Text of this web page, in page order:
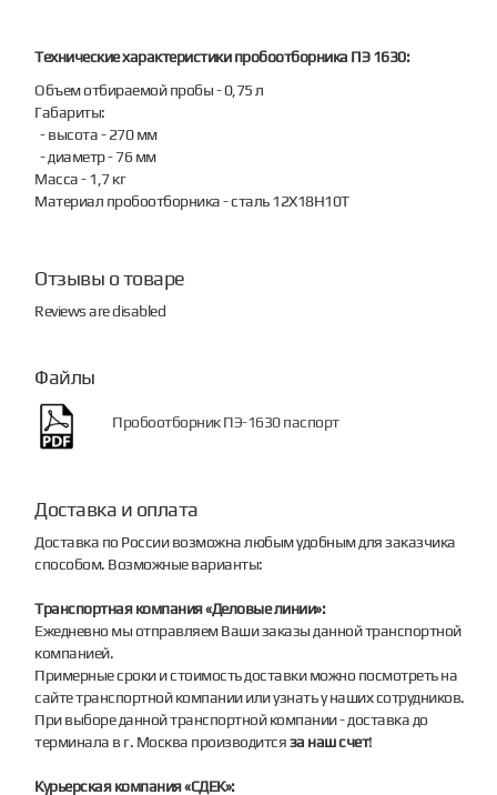
Технические характеристики пробоотборника ПЭ 1630:
Объем отбираемой пробы - 0,75 л
Габариты:
- высота - 270 мм
- диаметр - 76 мм
Масса - 1,7 кг
Материал пробоотборника - сталь 12Х18Н10Т
Отзывы о товаре
Reviews are disabled
Файлы
Пробоотборник ПЭ-1630 паспорт
Доставка и оплата
Доставка по России возможна любым удобным для заказчика
способом. Возможные варианты:
Транспортная компания «Деловые линии»:
Ежедневно мы отправляем Ваши заказы данной транспортной
компанией.
Примерные сроки и стоимость доставки можно посмотреть на
сайте транспортной компании или узнать у наших сотрудников.
При выборе данной транспортной компании - доставка до
терминала в г. Москва производитсяза наш счет!
Курьерская компания «СДЕК»: